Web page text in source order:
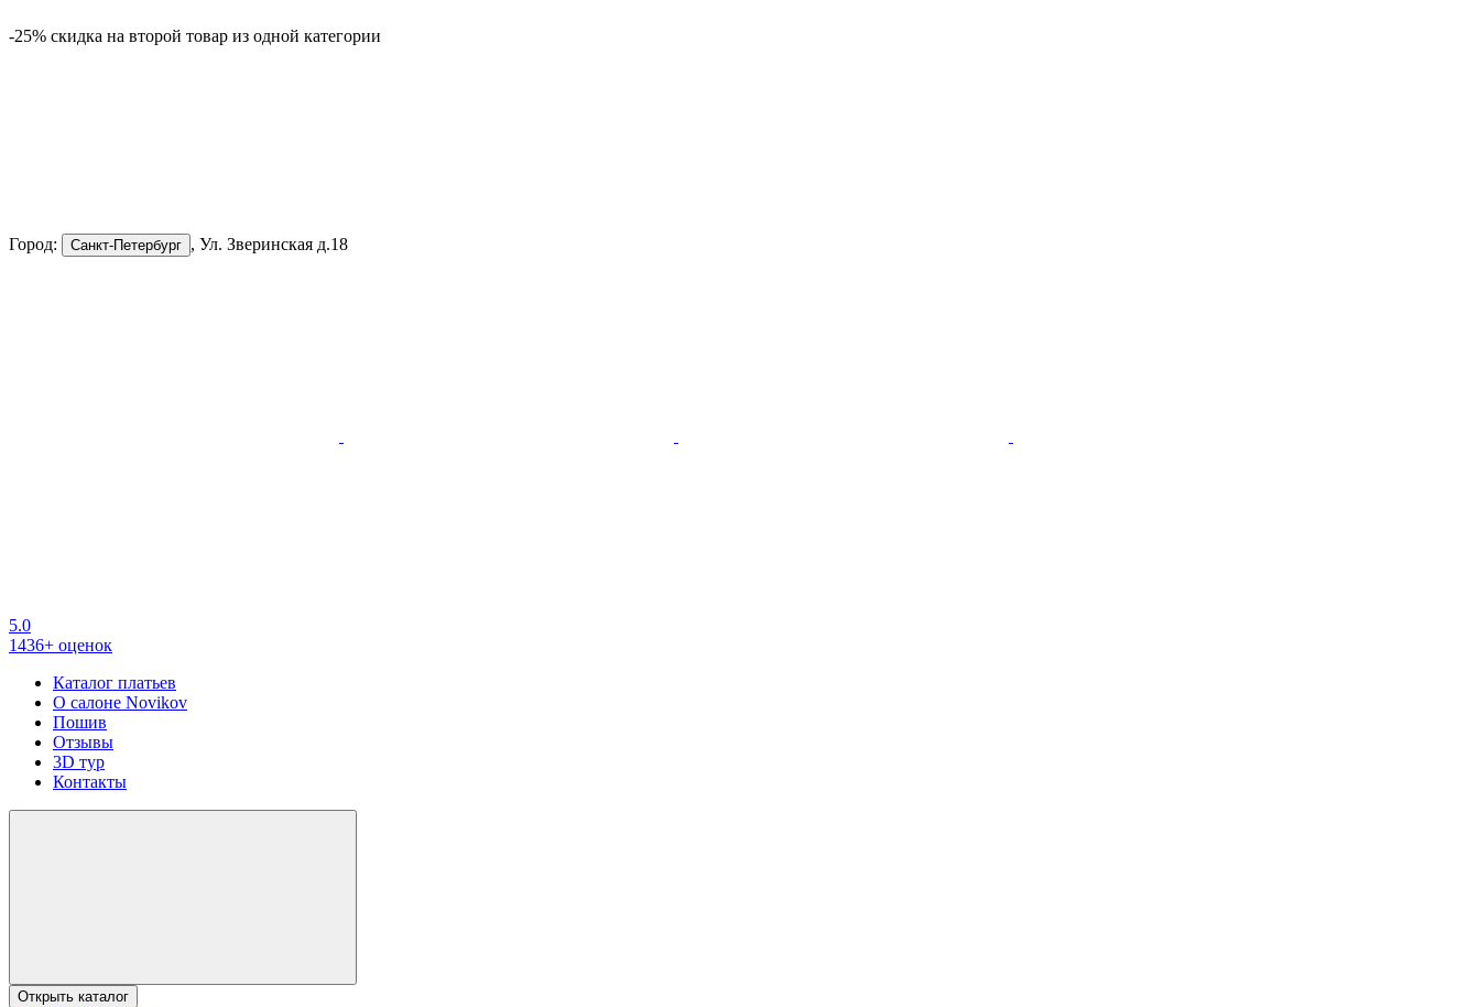
-25% скидка на второй товар из одной категории
Город: Санкт-Петербург , Ул. Зверинская д.18
5.0
1436+ оценок
Каталог платьев
О салоне Novikov
Пошив
Отзывы
3D тур
Контакты
Открыть каталог